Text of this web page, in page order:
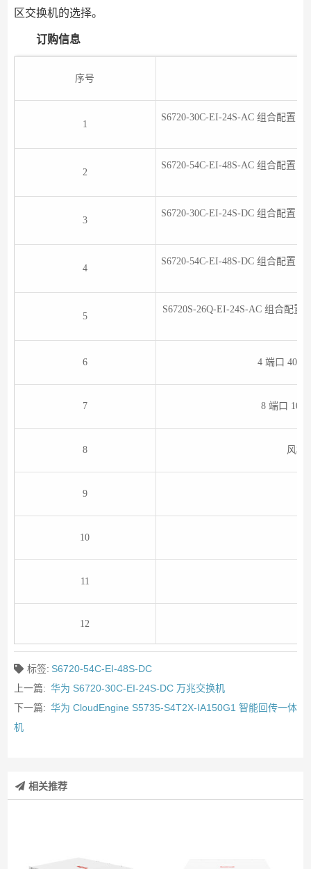
区交换机的选择。
订购信息
序号
1
S6720-30C-EI-24S-AC 组合配置
2
S6720-54C-EI-48S-AC 组合配置
3
S6720-30C-EI-24S-DC 组合配置
4
S6720-54C-EI-48S-DC 组合配置
5
S6720S-26Q-EI-24S-AC 组合配置
6 4 端口
7 8 端口
8 风机
9
10
11
12
标签: S6720-54C-EI-48S-DC
上一篇: 华为 S6720-30C-EI-24S-DC 万兆交换机
下一篇: 华为 CloudEngine S5735-S4T2X-IA150G1 智能回传一体
机
相关推荐